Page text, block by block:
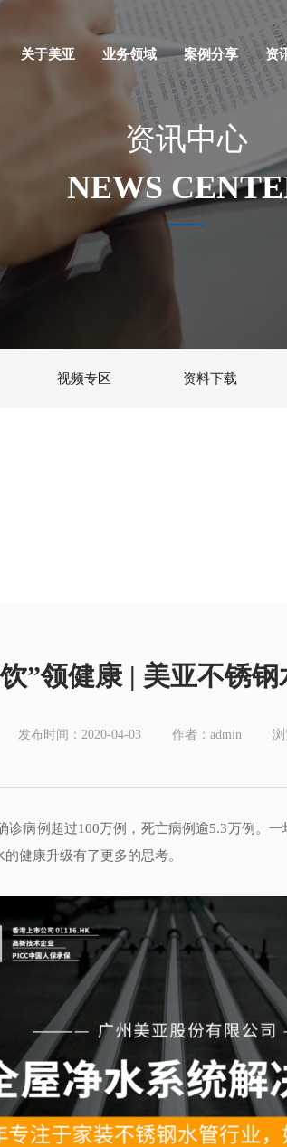
关于美亚 业务领域 案例分享 资
资讯中心
NEWS
视频专区 资料下载
”领健康 | 美亚不锈
发布时间：2020-04-03 作者：admin 浏
病例超过100万例，死亡病例逾5.3万例。
健康升级有了更多的思考。